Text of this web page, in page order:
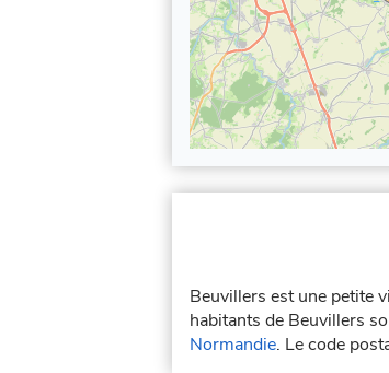
Beuvillers est une petite
habitants de Beuvillers
Normandie. Le code